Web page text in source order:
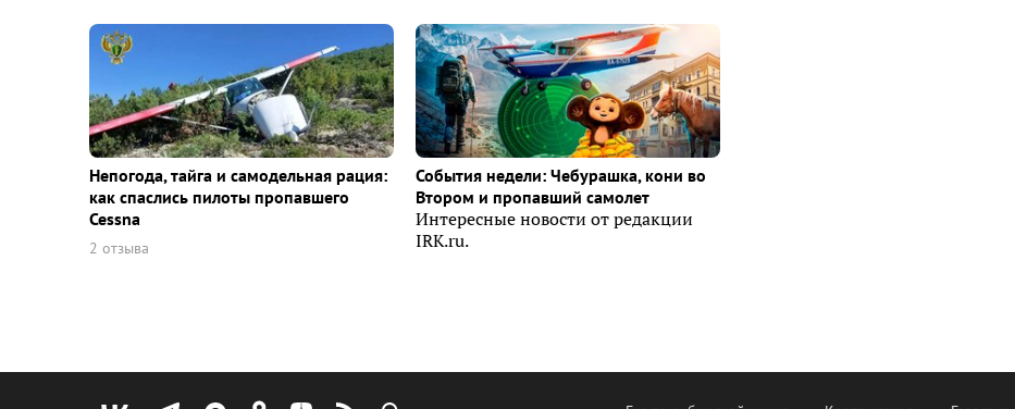
Непогода, тайга и самодельная рация:
как спаслись пилоты пропавшего
Cessna
2 отзыва
События недели: Чебурашка, кони во
Втором и пропавший самолет
Интересные новости от редакции
IRK.ru.